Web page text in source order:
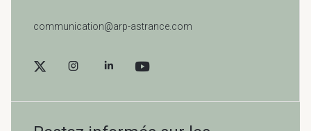
communication@arp-astrance.com